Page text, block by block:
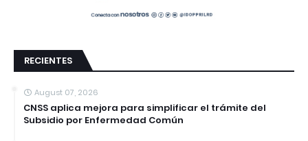
RECIENTES
August 07, 2026
CNSS aplica mejora para simplificar el trámite del
Subsidio por Enfermedad Común